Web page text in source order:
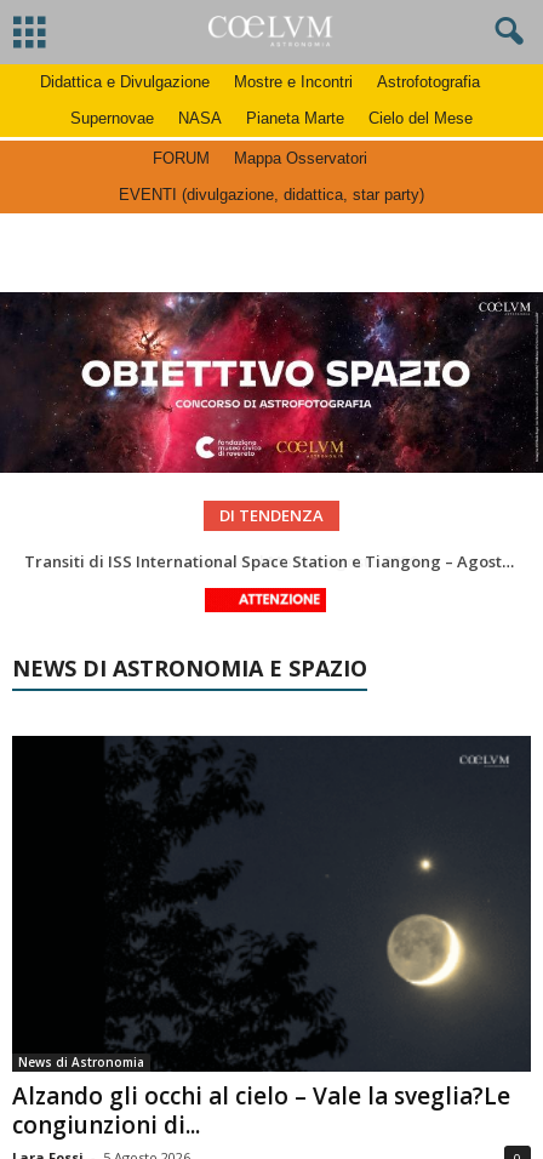
Didattica e Divulgazione Mostre e Incontri
Astrofotografia
Supernovae
NASA Pianeta Marte Cielo del Mese
FORUM
Mappa Osservatori
EVENTI (divulgazione, didattica, star party)
DI TENDENZA
La Luna del Mese – Agosto 2026
Le costellazioni di Agosto 2026: Delfino
NEWS DI ASTRONOMIA E SPAZIO
News di Astronomia
Alzando gli occhi al cielo – Vale la sveglia?Le
congiunzioni di...